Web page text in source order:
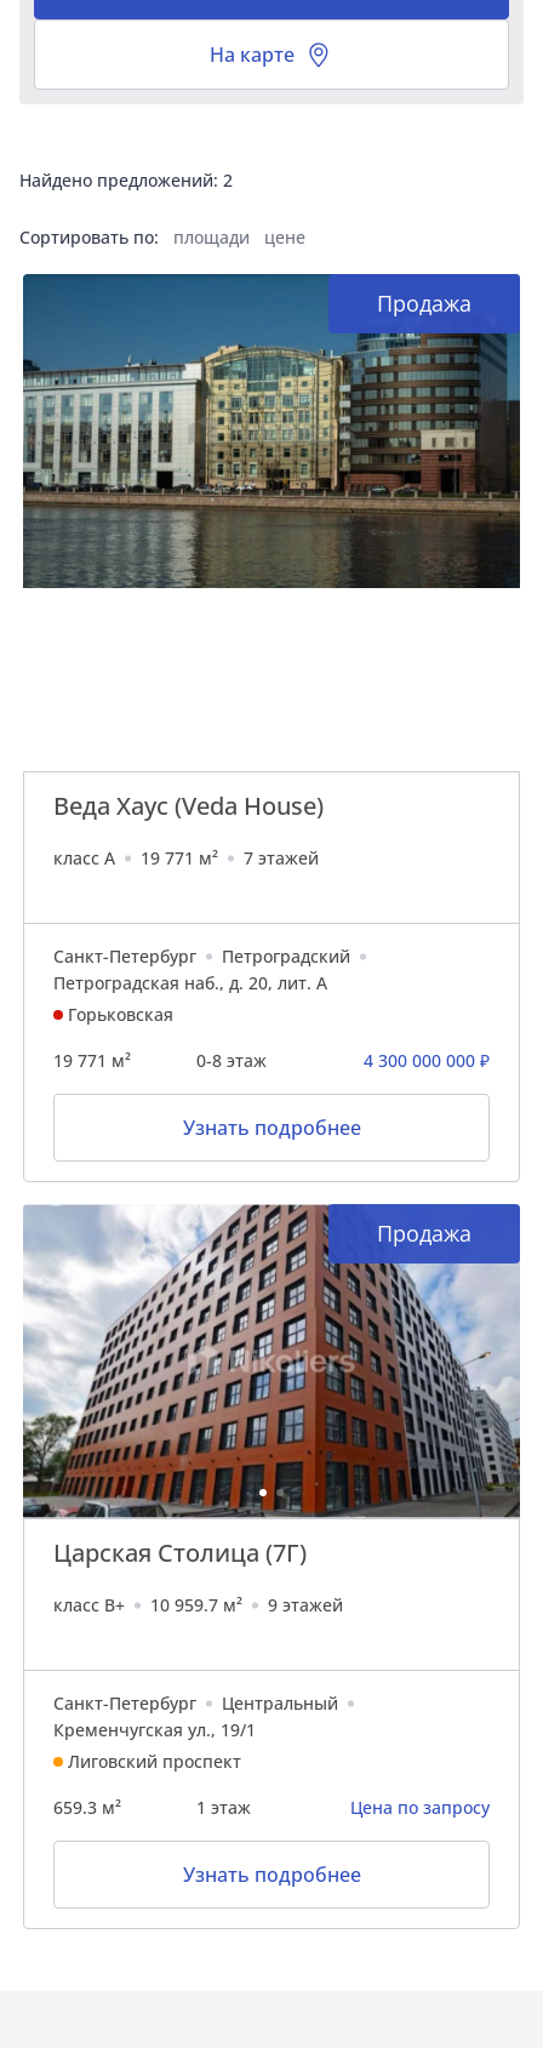
На карте
Найдено предложений: 2
Сортировать по: площади цене
Продажа
Веда Хаус (Veda House)
класс A 19 771 м² 7 этажей
Санкт-Петербург
Петроградский
Петроградская наб., д. 20, лит. А
Горьковская
19 771 м²
0-8 этаж 4 300 000 000 ₽
Узнать подробнее
Продажа
Царская Cтолица (7Г)
класс B+ 10 959.7 м² 9 этажей
Санкт-Петербург
Центральный
Кременчугская ул., 19/1
Лиговский проспект
659.3 м²
1 этаж Цена по запросу
Узнать подробнее